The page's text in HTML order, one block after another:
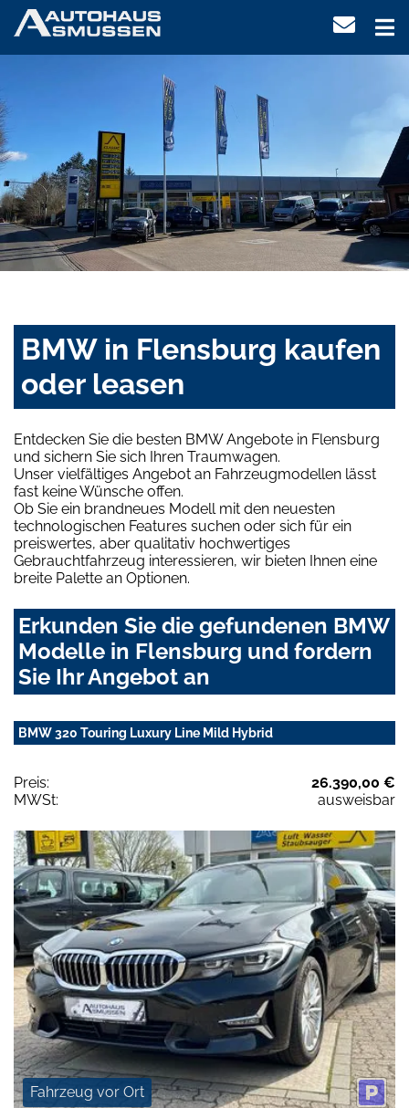
BMW in Flensburg kaufen
oder leasen
Entdecken Sie die besten BMW Angebote in Flensburg
und sichern Sie sich Ihren Traumwagen.
Unser vielfältiges Angebot an Fahrzeugmodellen lässt
fast keine Wünsche offen.
Ob Sie ein brandneues Modell mit den neuesten
technologischen Features suchen oder sich für ein
preiswertes, aber qualitativ hochwertiges
Gebrauchtfahrzeug interessieren, wir bieten Ihnen eine
breite Palette an Optionen.
Erkunden Sie die gefundenen BMW
Modelle in Flensburg und fordern
Sie Ihr Angebot an
BMW 320 Touring Luxury Line Mild Hybrid
Preis:
26.390,00 €
MWSt:
ausweisbar
Fahrzeug vor Ort